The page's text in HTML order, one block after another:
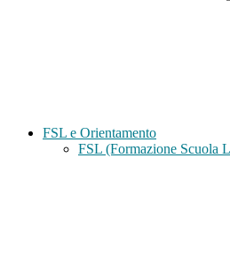
FSL e Orientamento
FSL (Formazione Scuola